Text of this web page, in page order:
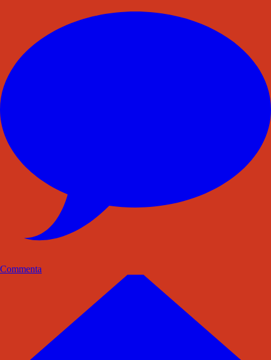
Commenta